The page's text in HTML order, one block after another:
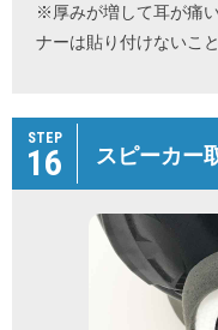
※厚みが増して耳が痛
ナーは貼り付けないこ
STEP
16 スピーカー